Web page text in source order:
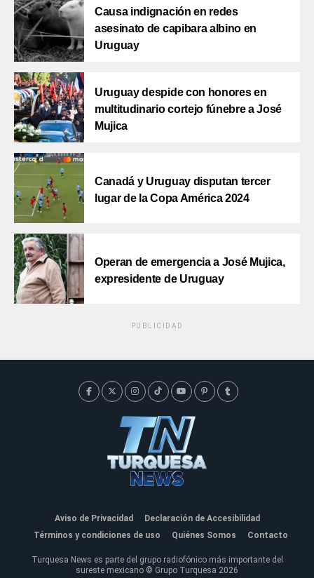
Causa indignación en redes
asesinato de capibara albino en
Uruguay
Uruguay despide con honores en
multitudinario cortejo fúnebre a José
Mujica
Canadá y Uruguay disputan tercer
lugar de la Copa América 2024
Operan de emergencia a José Mujica,
expresidente de Uruguay
PUBLICIDAD
Aviso de Privacidad
Declaración de Accesibilidad
Términos y condiciones de uso
Quiénes Somos Contacto
Turquesa News es parte del grupo radiofónico más importante del
sureste mexicano © Grupo Turquesa 2026